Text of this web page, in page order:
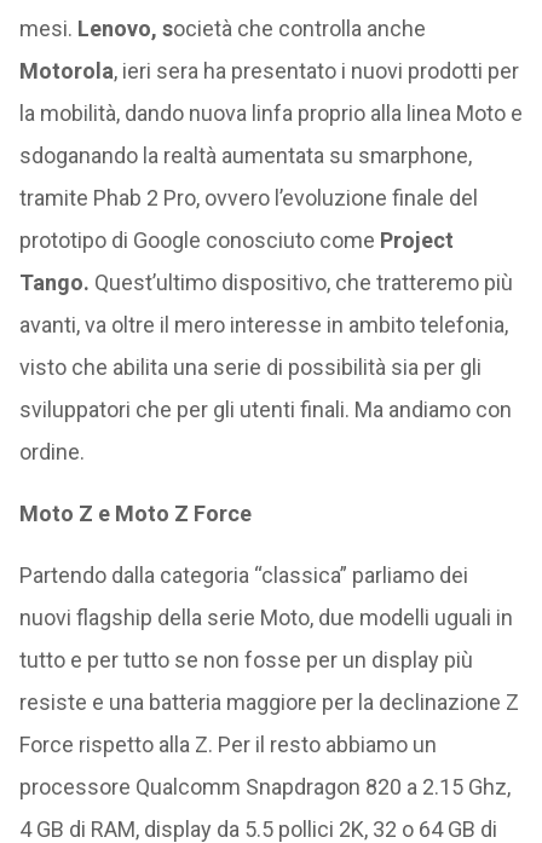
mesi. Lenovo, società che controlla anche
Motorola, ieri sera ha presentato i nuovi prodotti per
la mobilità, dando nuova linfa proprio alla linea Moto e
sdoganando la realtà aumentata su smarphone,
tramite Phab 2 Pro, ovvero l’evoluzione finale del
prototipo di Google conosciuto come Project
Tango. Quest’ultimo dispositivo, che tratteremo più
avanti, va oltre il mero interesse in ambito telefonia,
visto che abilita una serie di possibilità sia per gli
sviluppatori che per gli utenti finali. Ma andiamo con
ordine.
Moto Z e Moto Z Force
Partendo dalla categoria “classica” parliamo dei
nuovi flagship della serie Moto, due modelli uguali in
tutto e per tutto se non fosse per un display più
resiste e una batteria maggiore per la declinazione Z
Force rispetto alla Z. Per il resto abbiamo un
processore Qualcomm Snapdragon 820 a 2.15 Ghz,
4 GB di RAM, display da 5.5 pollici 2K, 32 o 64 GB di